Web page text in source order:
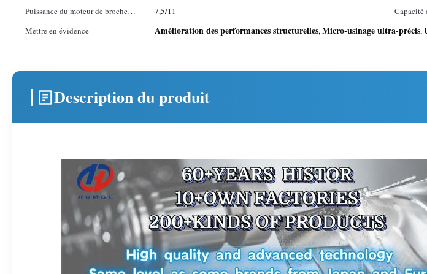
(mm/
Puissance du moteur de broche
(kW) ::
7,5/11
Capacité
Mettre en évidence
Amélioration des performances structurelles,Micro-usinage ultra-précis,
Description du produit